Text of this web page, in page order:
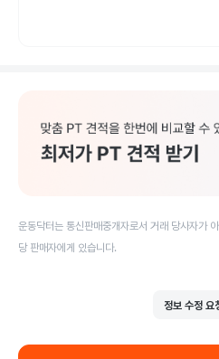
운동닥터는 통신판매중개자로서 거래 당사자가
당 판매자에게 있습니다.
정보 수정 요